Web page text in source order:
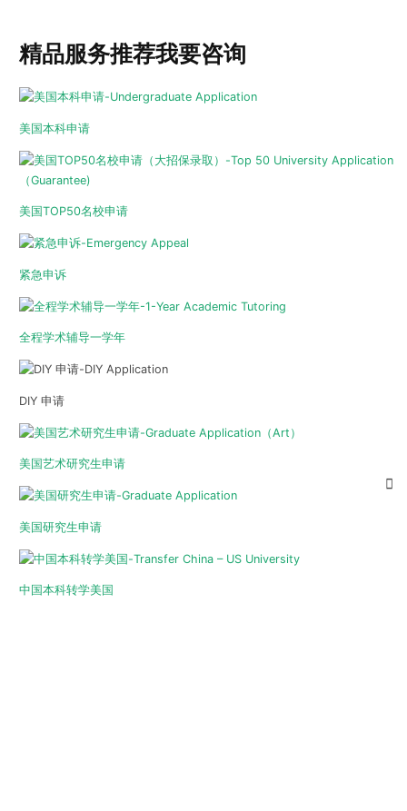
精品服务推荐我要咨询
美国本科申请
美国TOP50名校申请
紧急申诉
全程学术辅导一学年
DIY 申请
美国艺术研究生申请
美国研究生申请
中国本科转学美国